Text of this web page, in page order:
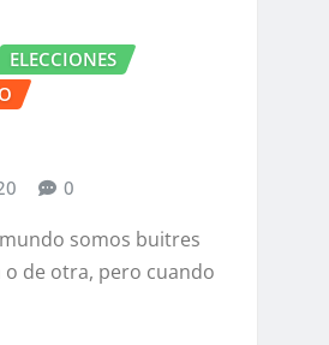
ELECCIONES
0
somos buitres
de otra, pero cuando